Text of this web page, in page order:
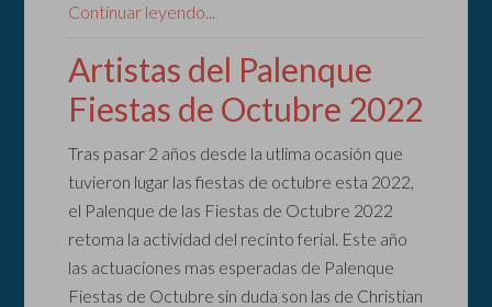
Continuar leyendo...
Artistas del Palenque
Fiestas de Octubre 2022
Tras pasar 2 años desde la utlima ocasión que
tuvieron lugar las fiestas de octubre esta 2022,
el Palenque de las Fiestas de Octubre 2022
retoma la actividad del recinto ferial. Este año
las actuaciones mas esperadas de Palenque
Fiestas de Octubre sin duda son las de Christian